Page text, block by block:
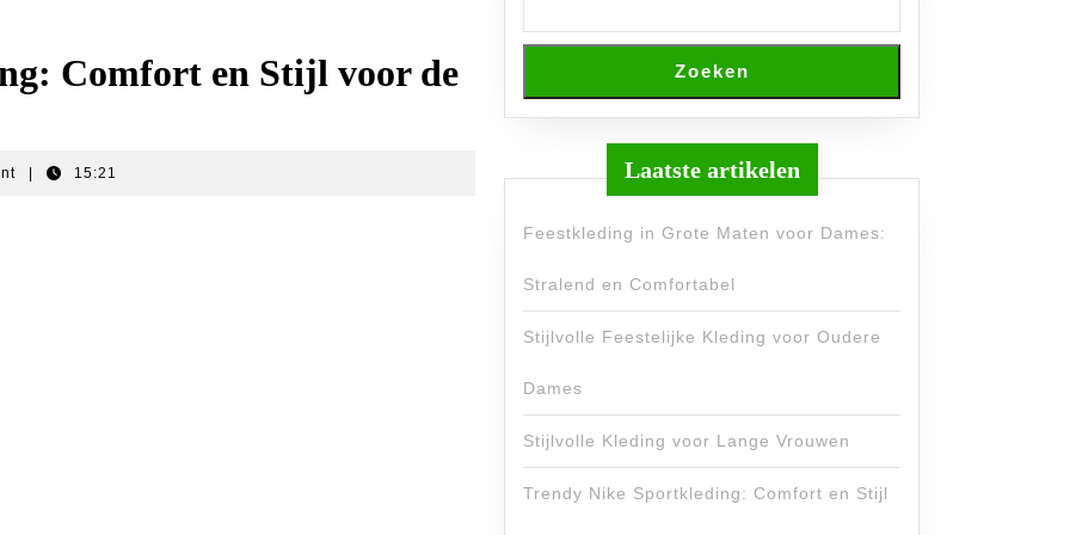
Comfort en Stijl voor de
15:21
Zoeken
Laatste artikelen
Feestkleding in Grote Maten voor Dames:
Stralend en Comfortabel
Stijlvolle Feestelijke Kleding voor Oudere
Dames
Stijlvolle Kleding voor Lange Vrouwen
Trendy Nike Sportkleding: Comfort en Stijl